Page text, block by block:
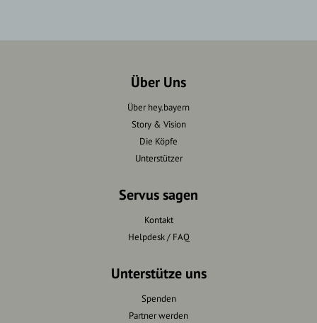
Über Uns
Über hey.bayern
Story & Vision
Die Köpfe
Unterstützer
Servus sagen
Kontakt
Helpdesk / FAQ
Unterstütze uns
Spenden
Partner werden